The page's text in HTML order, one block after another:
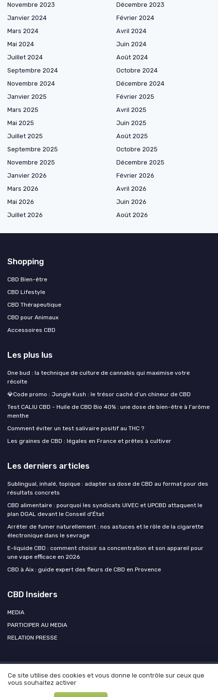
Novembre 2023
Décembre 2023
Janvier 2024
Février 2024
Mars 2024
Avril 2024
Mai 2024
Juin 2024
Juillet 2024
Août 2024
Septembre 2024
Octobre 2024
Novembre 2024
Décembre 2024
Janvier 2025
Février 2025
Mars 2025
Avril 2025
Mai 2025
Juin 2025
Juillet 2025
Août 2025
Septembre 2025
Octobre 2025
Novembre 2025
Décembre 2025
Janvier 2026
Février 2026
Mars 2026
Avril 2026
Mai 2026
Juin 2026
Juillet 2026
Août 2026
Shopping
CBD Bien-être
CBD Lifestyle
CBD Thérapeutique
CBD pour Animaux
Accessoires CBD
Les plus lus
One bud : la technique de culture de cannabis qui maximise votre
récolte
💎Code promo : Jungle Kush : le trésor caché d’un chineur de CBD
Test CALIU CBD - Huile de CBD Bio 40% : une dose de bien-être à l'arôme
menthe
Comment éviter un test salivaire positif au THC ?
Les graines de CBD : légales en France et prêtes à cultiver
Les derniers articles
Sublingual, inhalé, topique : adapter sa dose de CBD au format pour des
résultats concrets
CBD alimentaire : pourquoi les syndicats UIVEC et UPCBD attaquent le
plan DGAL devant le Conseil d'État
Arrêter de fumer naturellement : nos astuces et le rôle de la cigarette
électronique dans le sevrage
E-liquide CBD : comment choisir sa concentration et son appareil pour
une vape efficace en 2026
CBD à Aix : guide expert des fleurs de CBD en Provence
CBD Insiders
MEDIA
PARTICIPER AU MEDIA
RELATION PRESSE
Mentions légales Politique de confidentialité
Participer au
média ?
Ce site utilise des cookies et vous donne le contrôle sur ceux que
vous souhaitez activer